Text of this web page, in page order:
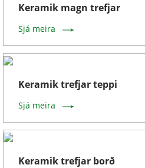
Keramik magn trefjar
Sjá meira
Keramik trefjar teppi
Sjá meira
Keramik trefjar borð